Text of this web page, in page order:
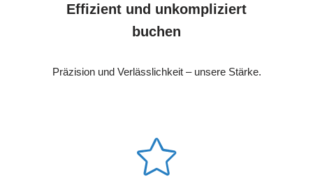
Effizient und unkompliziert
buchen
Präzision und Verlässlichkeit – unsere Stärke.